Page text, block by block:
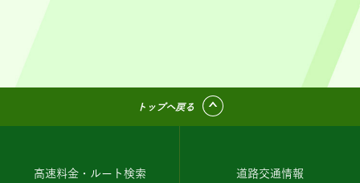
トップへ戻る
高速料金・ルート検索 道路交通情報